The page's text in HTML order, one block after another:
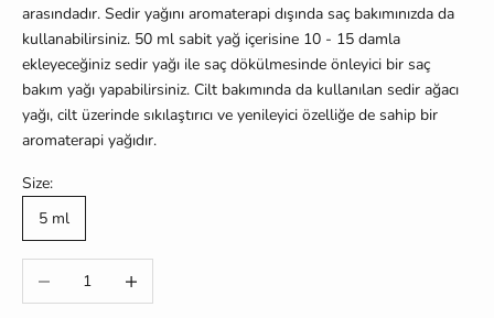
arasındadır. Sedir yağını aromaterapi dışında saç bakımınızda da
kullanabilirsiniz. 50 ml sabit yağ içerisine 10 - 15 damla
ekleyeceğiniz sedir yağı ile saç dökülmesinde önleyici bir saç
bakım yağı yapabilirsiniz. Cilt bakımında da kullanılan sedir ağacı
yağı, cilt üzerinde sıkılaştırıcı ve yenileyici özelliğe de sahip bir
aromaterapi yağıdır.
Size:
5 ml
Miktarı azalt Miktarı artır